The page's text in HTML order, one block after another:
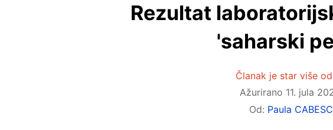
Rezultat
'saharski
Članak je star više
Ažurirano 11. jula
Od: Paula